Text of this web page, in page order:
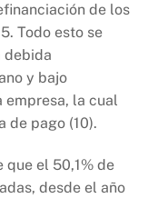
de los
Todo esto se
debida
y bajo
empresa, la cual
de pago (10).
que el 50,1% de
desde el año